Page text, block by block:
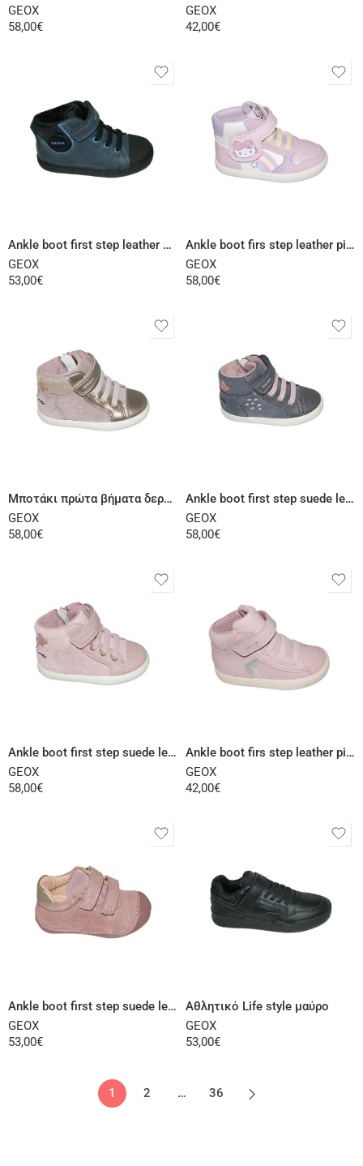
GEOX
58,00€
GEOX
42,00€
Ankle boot first step leather blue
GEOX
53,00€
Ankle boot firs step leather pink
GEOX
58,00€
Μποτάκι πρώτα βήματα δερμάτινο σαμουά ροζ χρυσό
GEOX
58,00€
Ankle boot first step suede leather gray pink
GEOX
58,00€
Ankle boot first step suede leather pink
GEOX
58,00€
Ankle boot firs step leather pink
GEOX
42,00€
Ankle boot first step suede leather pink
GEOX
53,00€
Αθλητικό Life style μαύρο
GEOX
53,00€
1 2 … 36